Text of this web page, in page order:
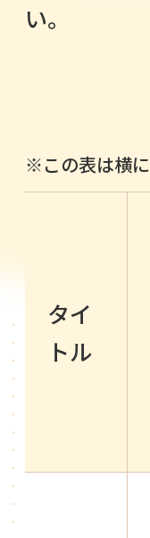
い。
タイ
トル